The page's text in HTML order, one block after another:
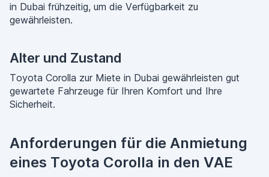
in Dubai frühzeitig, um die Verfügbarkeit zu
gewährleisten.
Alter und Zustand
Toyota Corolla zur Miete in Dubai gewährleisten gut
gewartete Fahrzeuge für Ihren Komfort und Ihre
Sicherheit.
Anforderungen für die Anmietung
eines Toyota Corolla in den VAE